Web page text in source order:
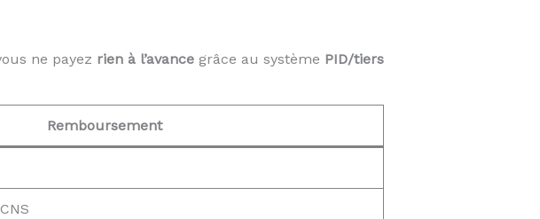
ne payez rien à l’avancegrâce au système PID/tiers
Remboursement